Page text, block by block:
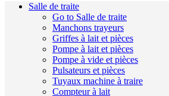
Salle de traite
Go to Salle de traite
Manchons trayeurs
Griffes à lait et pièces
Pompe à lait et pièces
Pompe à vide et pièces
Pulsateurs et pièces
Tuyaux machine à traire
Compteur à lait